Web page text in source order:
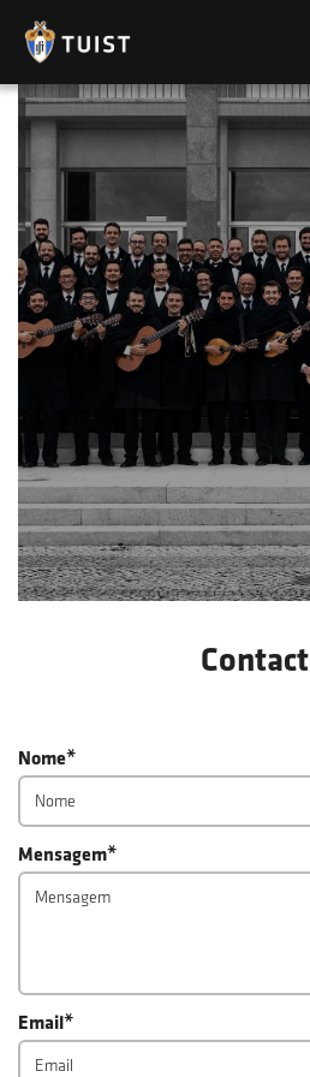
Nome*
Mensagem*
Email *